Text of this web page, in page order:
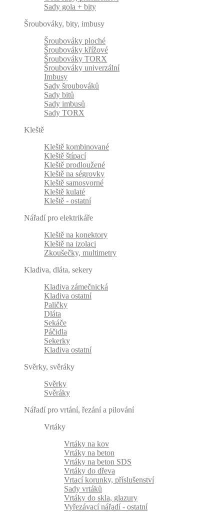
Sady gola + bity
Šroubováky, bity, imbusy
Šroubováky ploché
Šroubováky křížové
Šroubováky TORX
Šroubováky univerzální
Imbusy
Sady šroubováků
Sady bitů
Sady imbusů
Sady TORX
Kleště
Kleště kombinované
Kleště štípací
Kleště prodloužené
Kleště na ségrovky
Kleště samosvorné
Kleště kulaté
Kleště - ostatní
Nářadí pro elektrikáře
Kleště na konektory
Kleště na izolaci
Zkoušečky, multimetry
Kladiva, dláta, sekery
Kladiva zámečnická
Kladiva ostatní
Paličky
Dláta
Sekáče
Páčidla
Sekerky
Kladiva ostatní
Svěrky, svěráky
Svěrky
Svěráky
Nářadí pro vrtání, řezání a pilování
Vrtáky
Vrtáky na kov
Vrtáky na beton
Vrtáky na beton SDS
Vrtáky do dřeva
Vrtací korunky, příslušenství
Sady vrtáků
Vrtáky do skla, glazury
Vyřezávací nářadí - ostatní